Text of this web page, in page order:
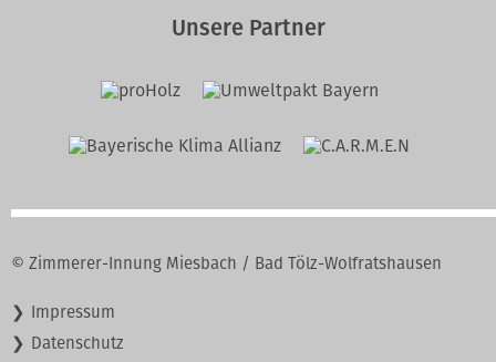
Unsere Partner
© Zimmerer-Innung Miesbach / Bad Tölz-Wolfratshausen
Navigation
überspringen
Impressum
Datenschutz